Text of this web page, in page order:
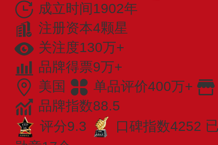
成立时间1902年
注册资本4颗星
关注度130万+
品牌得票9万+
美国
单品评价400万+
品牌指数88.5
评分9.3
口碑指数4252